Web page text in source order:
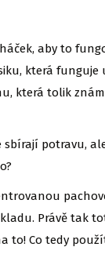
aby to
která
která tolik
potravu,
Právě tak
to! Co tedy